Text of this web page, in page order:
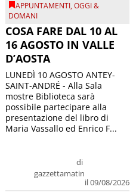
APPUNTAMENTI,OGGI &
DOMANI
COSA FARE DAL 10 AL
16 AGOSTO IN VALLE
D’AOSTA
di
gazzettamatin
il 09/08/2026
LUNEDÌ 10 AGOSTO ANTEY-
SAINT-ANDRÉ - Alla Sala
mostre Biblioteca sarà
possibile partecipare alla
presentazione del libro di
Maria Vassallo ed Enrico F...